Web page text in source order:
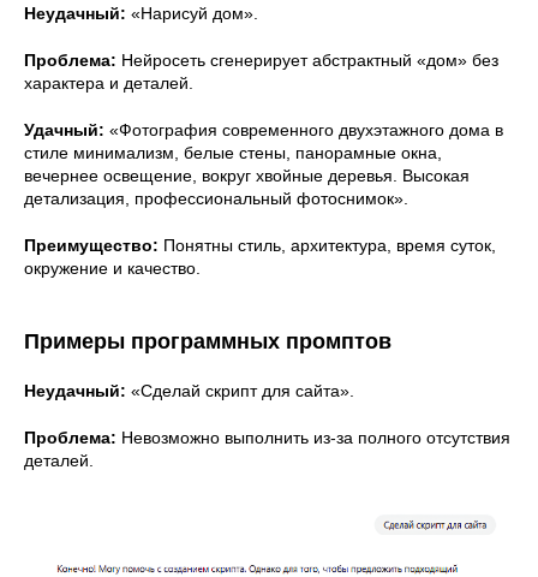
Неудачный: «Нарисуй дом».
Проблема: Нейросеть сгенерирует абстрактный «дом» без
характера и деталей.
Удачный: «Фотография современного двухэтажного дома в
стиле минимализм, белые стены, панорамные окна,
вечернее освещение, вокруг хвойные деревья. Высокая
детализация, профессиональный фотоснимок».
Преимущество: Понятны стиль, архитектура, время суток,
окружение и качество.
Примеры программных промптов
Неудачный: «Сделай скрипт для сайта».
Проблема: Невозможно выполнить из-за полного отсутствия
деталей.